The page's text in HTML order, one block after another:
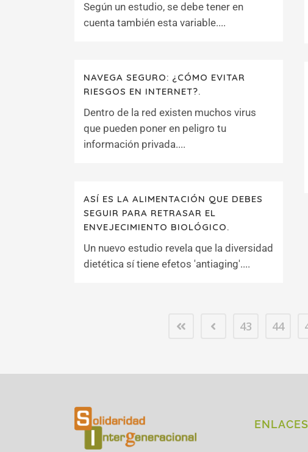
Según un estudio, se debe tener en
cuenta también esta variable....
NAVEGA SEGURO: ¿CÓMO EVITAR
RIESGOS EN INTERNET?.
Dentro de la red existen muchos virus
que pueden poner en peligro tu
información privada....
ASÍ ES LA ALIMENTACIÓN QUE DEBES
SEGUIR PARA RETRASAR EL
ENVEJECIMIENTO BIOLÓGICO.
Un nuevo estudio revela que la diversidad
dietética sí tiene efetos 'antiaging'....
43 44
ENLACES